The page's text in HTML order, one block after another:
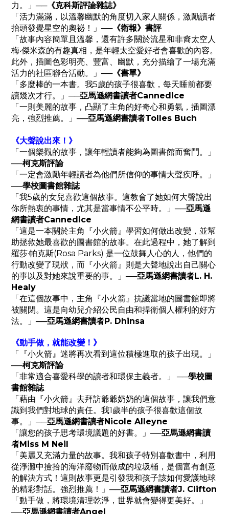
力。」 ──《克科斯評論雜誌》
「活力滿滿，以溫馨幽默的角度切入家人關係，激勵讀者
抬頭發覺星空的奧祕！」 ──《衛報》書評
「故事內容簡單且溫馨，還有許多關於流星和非裔太空人
梅‧傑米森的有趣真相，是年輕太空愛好者會喜歡的內容。
此外，插圖色彩明亮、豐富、幽默，充分描繪了一場充滿
活力的社區聯合活動。」 ──《書單》
「多麼棒的一本書。我5歲的孩子很喜歡，每天睡前都要
讀幾次才行。」 ──亞馬遜網書讀者CannedIce
「一則美麗的故事，凸顯了主角的好奇心和勇氣，插圖漂
亮，強烈推薦。」 ──亞馬遜網書讀者Tolles Buch
《大聲說出來！》
「一個樂觀的故事，讓年輕讀者能夠為圖書館而奮鬥。」
──柯克斯評論
「一定會激勵年輕讀者為他們所信仰的事情大聲疾呼。」
──學校圖書館雜誌
「我5歲的女兒喜歡這個故事。這教會了她如何大聲說出
你所熱衷的事情，尤其是當事情不公平時。」 ──亞馬遜
網書讀者CannedIce
「這是一本關於主角『小火箭』學習如何做出改變，並幫
助拯救她最喜歡的圖書館的故事。在此過程中，她了解到
羅莎·帕克斯(Rosa Parks) 是一位鼓舞人心的人，他們的
行動改變了現狀，而『小火箭』則是大聲地說出自己關心
的事以及對她來說重要的事。」 ──亞馬遜網書讀者L. H.
Healy
「在這個故事中，主角『小火箭』抗議當地的圖書館即將
被關閉。這是向幼兒介紹公民自由和捍衛個人權利的好方
法。」 ──亞馬遜網書讀者P. Dhinsa
《動手做，就能改變！》
「『小火箭』迷將再次看到這位積極進取的孩子出現。」
──柯克斯評論
「非常適合喜愛科學的讀者和環保主義者。」 ──學校圖
書館雜誌
「藉由『小火箭』去拜訪爺爺奶奶的這個故事，讓我們意
識到我們對地球的責任。我1歲半的孩子很喜歡這個故
事。」 ──亞馬遜網書讀者Nicole Alleyne
「讓您的孩子思考環境議題的好書。」 ──亞馬遜網書讀
者Miss M Neil
「美麗又充滿力量的故事。我和孩子特別喜歡書中，利用
從淨灘中撿拾的海洋廢物而做成的垃圾桶，是個富有創意
的解決方式！這則故事更是引發我和孩子該如何愛護地球
的精彩對話。強烈推薦！」 ──亞馬遜網書讀者J. Clifton
「動手做，將環境清理乾淨，世界就會變得更美好。」
──亞馬遜網書讀者Angel